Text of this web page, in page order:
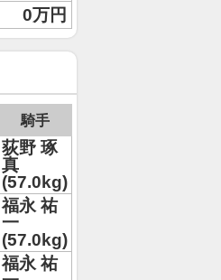
0万円
騎手
荻野 琢
真
(57.0kg)
福永 祐
一
(57.0kg)
福永 祐